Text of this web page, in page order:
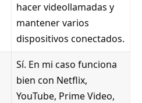
hacer videollamadas y
mantener varios
dispositivos conectados.
Sí. En mi caso funciona
bien con Netflix,
YouTube, Prime Video,